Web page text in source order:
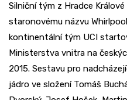
Silniční tým z Hradce
staronovému názvu
kontinentální tým UCI
Ministerstva vnitra na
2015. Sestavu pro
jádro ve složení Tomáš